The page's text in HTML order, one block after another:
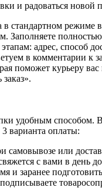
и радоваться новой
в стандартном режиме
Заполняете
адрес, способ
в комментарии к
поможет курьеру
удобным способом.
варианта оплаты:
самовывозе или
с вами в день
и заранее